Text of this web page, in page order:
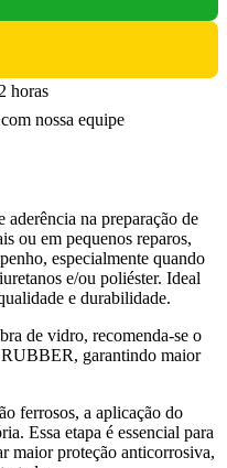
horas
nossa equipe
na preparação de
ou em pequenos reparos,
especialmente quando
e/ou poliéster. Ideal
e durabilidade.
de vidro, recomenda-se o
garantindo maior
ferrosos, a aplicação do
Essa etapa é essencial para
maior proteção anticorrosiva,